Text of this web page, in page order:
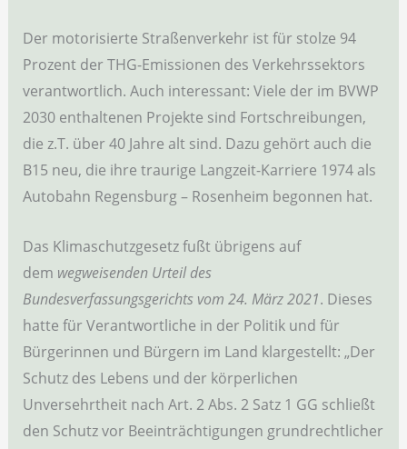
Der motorisierte Straßenverkehr ist für stolze 94
Prozent der THG-Emissionen des Verkehrssektors
verantwortlich. Auch interessant: Viele der im BVWP
2030 enthaltenen Projekte sind Fortschreibungen,
die z.T. über 40 Jahre alt sind. Dazu gehört auch die
B15 neu, die ihre traurige Langzeit-Karriere 1974 als
Autobahn Regensburg – Rosenheim begonnen hat.
Das Klimaschutzgesetz fußt übrigens auf
dem wegweisenden Urteil des
Bundesverfassungsgerichts vom 24. März 2021. Dieses
hatte für Verantwortliche in der Politik und für
Bürgerinnen und Bürgern im Land klargestellt: „Der
Schutz des Lebens und der körperlichen
Unversehrtheit nach Art. 2 Abs. 2 Satz 1 GG schließt
den Schutz vor Beeinträchtigungen grundrechtlicher